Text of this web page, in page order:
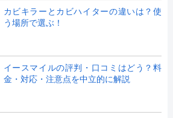
カビキラーとカビハイターの違いは？使
う場所で選ぶ！
イースマイルの評判・口コミはどう？料
金・対応・注意点を中立的に解説